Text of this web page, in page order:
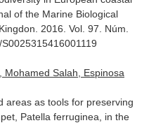
of the Marine Biological
. 2016. Vol. 97. Núm.
Mohamed Salah, Espinosa
areas as tools for preserving
Patella ferruginea, in the